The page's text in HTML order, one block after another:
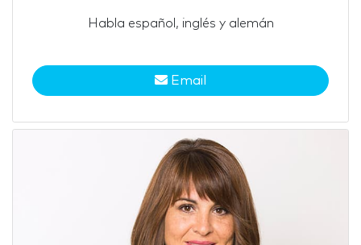
Habla español, inglés y alemán
Email